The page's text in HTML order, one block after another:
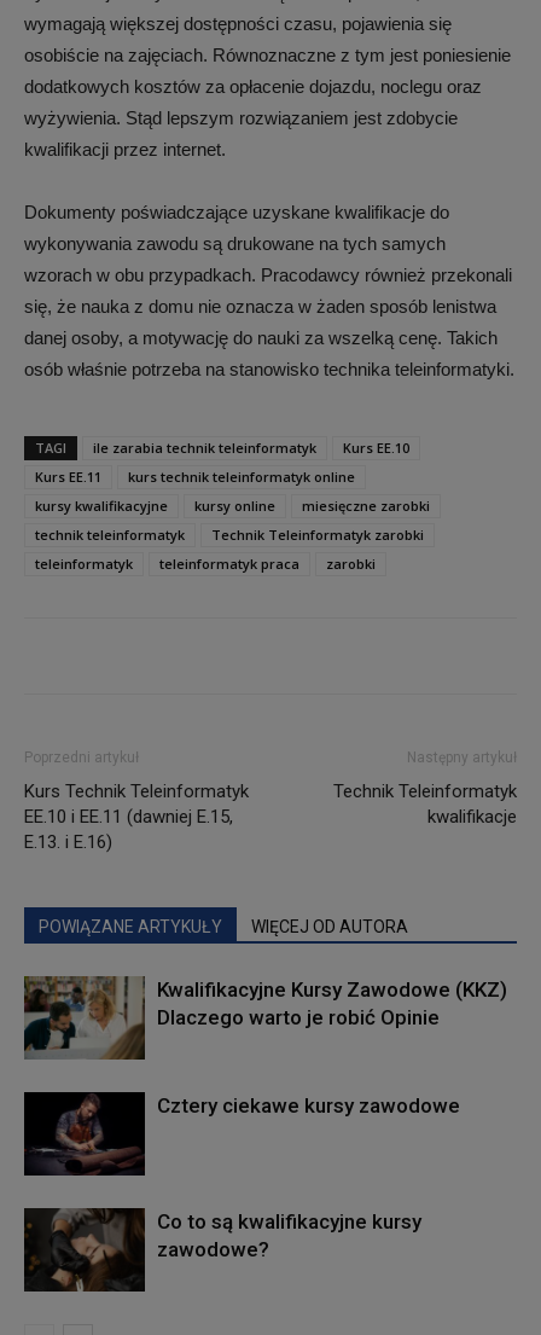
wymagają większej dostępności czasu, pojawienia się
osobiście na zajęciach. Równoznaczne z tym jest poniesienie
dodatkowych kosztów za opłacenie dojazdu, noclegu oraz
wyżywienia. Stąd lepszym rozwiązaniem jest zdobycie
kwalifikacji przez internet.
Dokumenty poświadczające uzyskane kwalifikacje do
wykonywania zawodu są drukowane na tych samych
wzorach w obu przypadkach. Pracodawcy również przekonali
się, że nauka z domu nie oznacza w żaden sposób lenistwa
danej osoby, a motywację do nauki za wszelką cenę. Takich
osób właśnie potrzeba na stanowisko technika teleinformatyki.
TAGI ile zarabia technik teleinformatyk
Kurs EE.10
Kurs EE.11
kurs technik teleinformatyk online
kursy kwalifikacyjne
kursy online
miesięczne zarobki
technik teleinformatyk
Technik Teleinformatyk zarobki
teleinformatyk
teleinformatyk praca zarobki
Poprzedni artykuł
Kurs Technik Teleinformatyk
EE.10 i EE.11 (dawniej E.15,
E.13. i E.16)
Następny artykuł
Technik Teleinformatyk
kwalifikacje
POWIĄZANE ARTYKUŁY WIĘCEJ OD AUTORA
Kwalifikacyjne Kursy Zawodowe (KKZ)
Dlaczego warto je robić Opinie
Cztery ciekawe kursy zawodowe
Co to są kwalifikacyjne kursy
zawodowe?